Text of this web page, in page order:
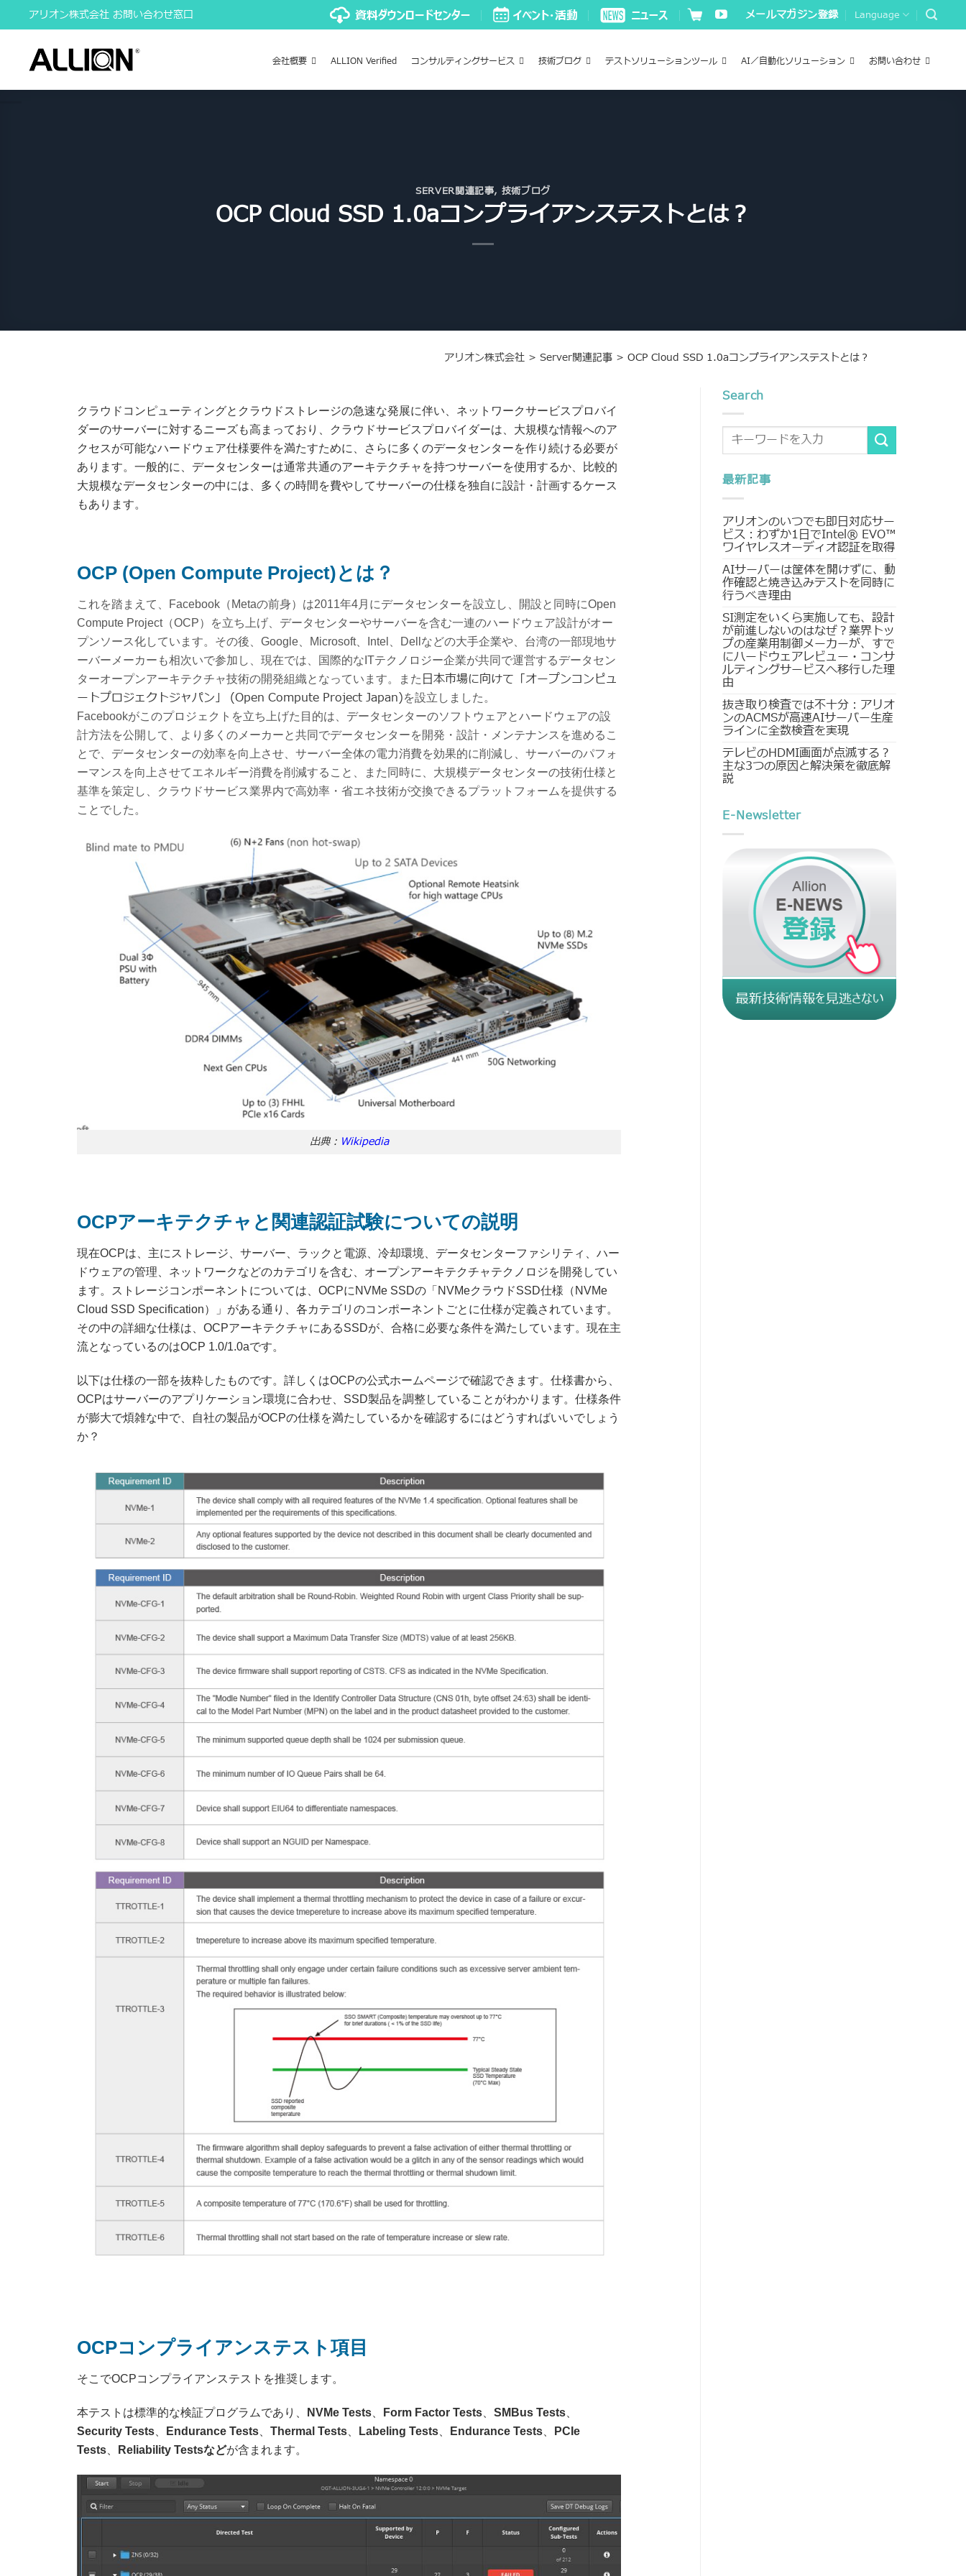
to
content
アリオン株式会社 お問い合わせ窓口 メールマガジン登録 Language
会社概要 ALLION Verified コンサルティングサービス 技術ブログ テストソリューションツール AI／自動化ソリューション お問い合わせ
SERVER関連記事, 技術ブログ
OCP Cloud SSD 1.0aコンプライアンステストとは？
アリオン株式会社> Server関連記事> OCP Cloud SSD 1.0aコンプライアンステストとは？
クラウドコンピューティングとクラウドストレージの急速な発展に伴い、ネットワークサービスプロバイ
ダーのサーバーに対するニーズも高まっており、クラウドサービスプロバイダーは、大規模な情報へのア
クセスが可能なハードウェア仕様要件を満たすために、さらに多くのデータセンターを作り続ける必要が
あります。一般的に、データセンターは通常共通のアーキテクチャを持つサーバーを使用するか、比較的
大規模なデータセンターの中には、多くの時間を費やしてサーバーの仕様を独自に設計・計画するケース
もあります。
OCP (Open Compute Project)とは？
これを踏まえて、Facebook（Metaの前身）は2011年4月にデータセンターを設立し、開設と同時にOpen
Compute Project（OCP）を立ち上げ、データセンターやサーバーを含む一連のハードウェア設計がオー
プンソース化しています。その後、Google、Microsoft、Intel、Dellなどの大手企業や、台湾の一部現地サ
ーバーメーカーも相次いで参加し、現在では、国際的なITテクノロジー企業が共同で運営するデータセン
ターオープンアーキテクチャ技術の開発組織となっています。また 日本市場に向けて「オープンコンピュ
ートプロジェクトジャパン」 (Open Compute Project Japan)を設立しました。
Facebookがこのプロジェクトを立ち上げた目的は、データセンターのソフトウェアとハ​​ードウェアの設
計方法を公開して、より多くのメーカーと共同でデータセンターを開発・設計・メンテナンスを進めるこ
とで、データセンターの効率を向上させ、サーバー全体の電力消費を効果的に削減し、サーバーのパフォ
ーマンスを向上させてエネルギー消費を削減すること、また同時に、大規模データセンターの技術仕様と
基準を策定し、クラウドサービス業界内で高効率・省エネ技術が交換できるプラットフォームを提供する
ことでした。
出典： Wikipedia
OCPアーキテクチャと関連認証試験についての説明
現在OCPは、主にストレージ、サーバー、ラックと電源、冷却環境、データセンターファシリティ、ハー
ドウェアの管理、ネットワークなどのカテゴリを含む、オープンアーキテクチャテクノロジを開発してい
ます。ストレージコンポーネントについては、OCPにNVMe SSDの「NVMeクラウドSSD仕様（NVMe
Cloud SSD Specification）」がある通り、各カテゴリのコンポーネントごとに仕様が定義されています。
その中の詳細な仕様は、OCPアーキテクチャにあるSSDが、合格に必要な条件を満たしています。現在主
流となっているのはOCP 1.0/1.0aです。
以下は仕様の一部を抜粋したものです。詳しくはOCPの公式ホームページで確認できます。仕様書から、
OCPはサーバーのアプリケーション環境に合わせ、SSD製品を調整していることがわかります。仕様条件
が膨大で煩雑な中で、自社の製品がOCPの仕様を満たしているかを確認するにはどうすればいいでしょう
か？
OCPコンプライアンステスト項目
そこでOCPコンプライアンステストを推奨します。
本テストは標準的な検証プログラムであり、 NVMe Tests Form Factor Tests 、SMBus Tests
Security Tests
Endurance Tests 、Thermal Tests Labeling Tests Endurance Tests
PCIe
Tests
Reliability Testsなどが含まれます。
Search
最新記事
アリオンのいつでも即日対応サー
ビス：わずか1日でIntel® EVO™
ワイヤレスオーディオ認証を取得
AIサーバーは筐体を開けずに、動
作確認と焼き込みテストを同時に
行うべき理由
SI測定をいくら実施しても、設計
が前進しないのはなぜ？業界トッ
プの産業用制御メーカーが、すで
にハードウェアレビュー・コンサ
ルティングサービスへ移行した理
由
抜き取り検査では不十分：アリオ
ンのACMSが高速AIサーバー生産
ラインに全数検査を実現
テレビのHDMI画面が点滅する？
主な3つの原因と解決策を徹底解
説
E-Newsletter